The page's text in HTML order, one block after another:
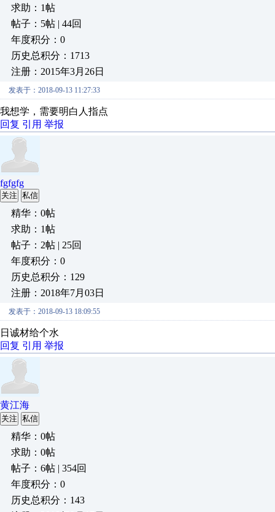
求助：1帖
帖子：5帖 | 44回
年度积分：0
历史总积分：1713
注册：2015年3月26日
发表于：2018-09-13 11:27:33
我想学，需要明白人指点
回复 引用 举报
fgfgfg
关注 私信
精华：0帖
求助：1帖
帖子：2帖 | 25回
年度积分：0
历史总积分：129
注册：2018年7月03日
发表于：2018-09-13 18:09:55
日诚材给个水
回复 引用 举报
黄江海
关注 私信
精华：0帖
求助：0帖
帖子：6帖 | 354回
年度积分：0
历史总积分：143